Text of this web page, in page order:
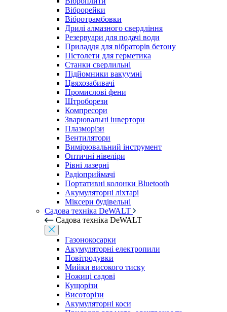
Віброрейки
Вібротрамбовки
Дрилі алмазного свердління
Резервуари для подачі води
Приладдя для вібраторів бетону
Пістолети для герметика
Станки сверлильні
Підйомники вакуумні
Цвяхозабивачі
Промислові фени
Штроборези
Компресори
Зварювальні інвертори
Плазморізи
Вентилятори
Вимірювальний інструмент
Оптичні нівеліри
Рівні лазерні
Радіоприймачі
Портативні колонки Bluetooth
Акумуляторні ліхтарі
Міксери будівельні
Садова техніка DeWALT
Садова техніка DeWALT
Газонокосарки
Акумуляторні електропили
Повітродувки
Мийки високого тиску
Ножиці садові
Кущорізи
Висоторізи
Акумуляторні коси